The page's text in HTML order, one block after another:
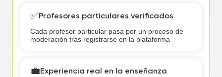
✅Profesores particulares verificados
Cada profesor particular pasa por un proceso de
moderación tras registrarse en la plataforma
💼Experiencia real en la enseñanza